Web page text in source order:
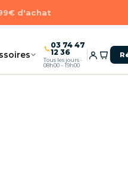
d'achat
03 74 47
12 36
Tous les jours ·
08h00 – 19h00